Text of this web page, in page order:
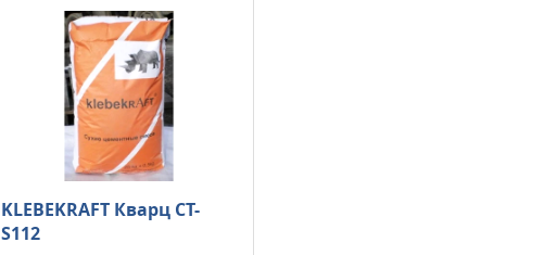
KLEBEKRAFT Кварц CT-
S112